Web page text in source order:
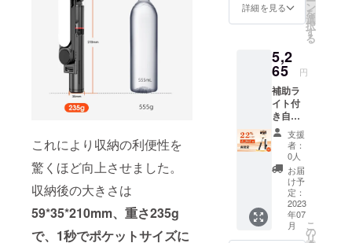
これにより収納の利便性を
驚くほど向上させました。
収納後の大きさは
59*35*210mm、 重さ235g
で、1秒でポケットサイズに
ブル*1
日本語
Bluetoo
thリモ
コン*1
詳細を見る ン
を
選
択
す
る
5,2
65 円
補助ラ
イト付
き自撮
り棒
「TOK
L15」
１セッ
ト内
容：
TOKQI
L15本体
支援
者：
0人
お届
け予
定：
2023
年07
月
こ
の
リ